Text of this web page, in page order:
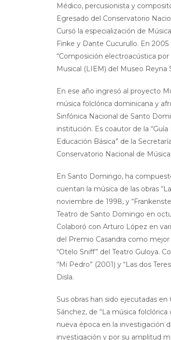
Médico, percusionista y
Egresado del Conservatorio
Cursó la especialización de
Finke y Dante Cucurullo. En
“Composición electroacústica
Musical (LIEM) del Museo Reyna
En ese año ingresó al proyecto
música folclórica dominicana y
Sinfónica Nacional de Santo
institución. Es coautor de la
Educación Básica” de la
Conservatorio Nacional de
En Santo Domingo, ha
cuentan la música de las obras
noviembre de 1998, y
Teatro de Santo Domingo en
Colaboró con Arturo López en
del Premio Casandra como
“Otelo Sniff” del Teatro Guloya.
“Mi Pedro” (2001) y “Las dos
Disla.
Sus obras han sido ejecutadas
Sánchez, de “La música
nueva época en la investigación
investigación y por su amplitud